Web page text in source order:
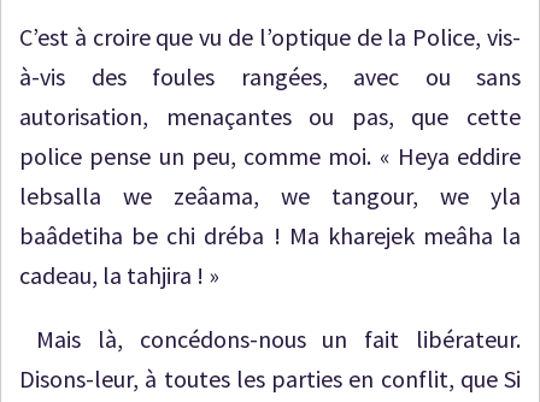
C’est à croire que vu de l’optique de la Police, vis-
à-vis des foules rangées, avec ou sans
autorisation, menaçantes ou pas, que cette
police pense un peu, comme moi. « Heya eddire
lebsalla we zeâama, we tangour, we yla
baâdetiha be chi dréba ! Ma kharejek meâha la
cadeau, la tahjira ! »
Mais là, concédons-nous un fait libérateur.
Disons-leur, à toutes les parties en conflit, que Si